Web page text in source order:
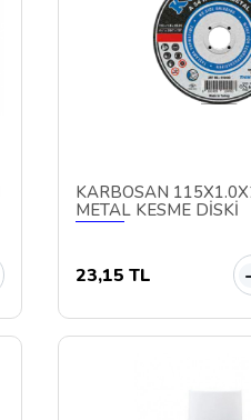
KARBOSAN
METAL KESME DİSKİ
23,15 TL